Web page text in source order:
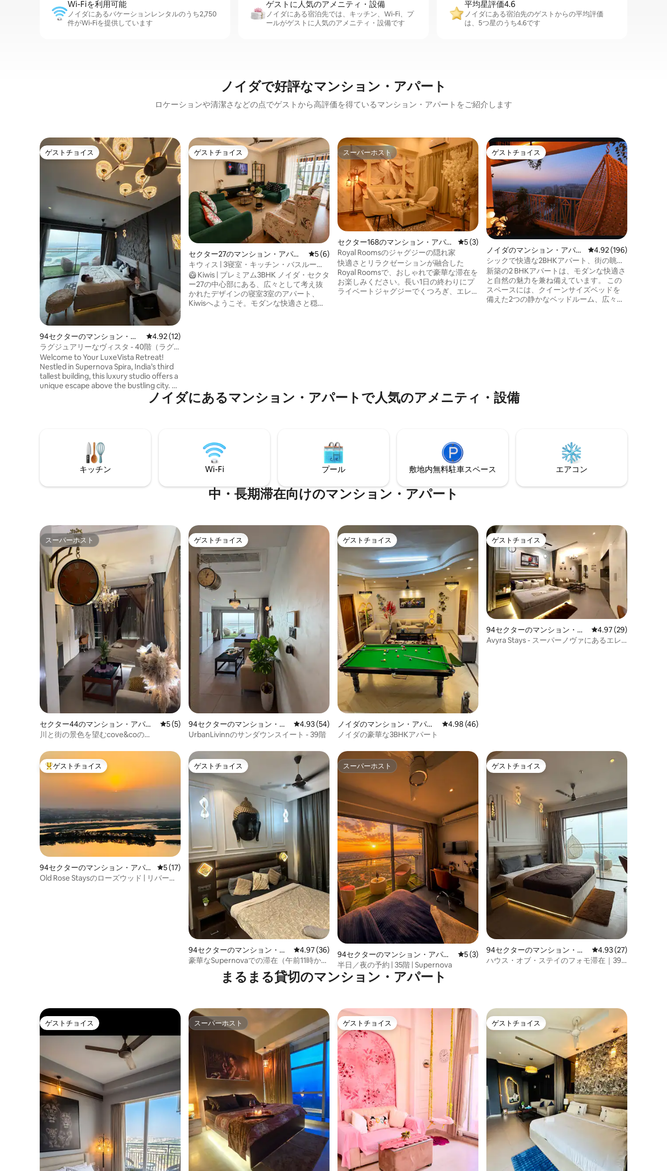
Wi-Fiを利⁠用⁠可⁠能
ノイダにあるバケーションレンタルのうち2,750
件がWi-Fiを提供しています
ゲストに人⁠気⁠のア⁠メ⁠ニ⁠テ⁠ィ・設⁠備
ノイダにある宿泊先では、キッチン、Wi-Fi、プ
ールがゲストに人気のアメニティ・設備です
平均星評価4.6
ノイダにある宿泊先のゲストからの平均評価
は、5つ星のうち4.6です
ノイダで好評なマンション・アパート
ロケーションや清潔さなどの点でゲストから高評価を得ているマンション・アパートをご紹介します
ゲストチョイス
ゲストチョイス
94セクターのマンション・ア
パート
レビュー12件、5つ星中4.92つ星の平均評価
4.92 (12)
ラグジュアリーなヴィスタ - 40階（ラグ
ジュアリーなフラット貸切）
Welcome to Your LuxeVista Retreat!
Nestled in Supernova Spira, India’s third
tallest building, this luxury studio offers a
unique escape above the bustling city. As
winter’s chill sets in, unwind with a warm
cup of tea, soaking in the cozy sunlight
truly feels like a cloud above the world!
ゲストチョイス
ゲストチョイス
セクター27のマンション・アパー
ト
レビュー6件、5つ星中5つ星の平均評価
5 (6)
キウィス | 3寝室・キッチン・バスルー
ム、セクター18、メトロ、モール・オ
ブ・インディアの近く
🥝 Kiwis | プレミアム3BHK ノイダ・セクタ
ー27の中心部にある、広々として考え抜
かれたデザインの寝室3室のアパート、
Kiwisへようこそ。モダンな快適さと穏や
スーパーホスト
スーパーホスト
セクター168のマンション・アパー
ト
レビュー3件、5つ星中5つ星の平均評価
5 (3)
Royal Roomsのジャグジーの隠れ家
快適さとリラクゼーションが融合した
Royal Roomsで、おしゃれで豪華な滞在を
お楽しみください。長い1日の終わりにプ
ライベートジャグジーでくつろぎ、エレ
ゲストチョイス
ゲストチョイス
ノイダのマンション・アパー
ト
レビュー196件、5つ
4.92 (196)
シックで快適な2BHKアパート、街の眺望
が楽しめます
新築の2 BHKアパートは、モダンな快適さ
と自然の魅力を兼ね備えています。 この
スペースには、クイーンサイズベッドを
備えた2つの静かなベッドルーム、広々と
メントの利便性を提供します。
ノイダにあるマンション・アパートで人気のアメニティ・設備
キッチン Wi-Fi プール 敷地内無料駐⁠車ス⁠ペ⁠ー⁠ス エアコン
中・長期滞在向けのマンション・アパート
スーパーホスト
スーパーホスト
セクター44のマンション・アパー
ト
レビュー5件、5つ星中5つ星の平均評価
5 (5)
川と街の景色を望むcove&coの
ゲストチョイス
ゲストチョイス
94セクターのマンション・ア
パート
レビュー54件、5つ星中4.93つ星の平均評価
4.93 (54)
UrbanLivinnのサンダウンスイート - 39階
ゲストチョイス
ゲストチョイス
ノイダのマンション・アパー
ト
レビュー46件、5つ星中4.98つ星の平均評価
4.98 (46)
ノイダの豪華な3BHKアパート
ゲストチョイス
ゲストチョイス
94セクターのマンション・ア
パート
レビュー29件、5つ星
4.97 (29)
Avyra Stays - スーパーノヴァにあるエレ
大好評のゲストチョイスです。
ゲストチョイス
94セクターのマンション・アパー
ト
レビュー17件、5つ星中5つ星の平均評価
5 (17)
Old Rose Staysのローズウッド | リバービ
ゲストチョイス
ゲストチョイス
94セクターのマンション・ア
パート
レビュー36件、5つ星中4.97つ星の平均評価
4.97 (36)
豪華なSupernovaでの滞在（午前11時から
午後6時までの半日）
スーパーホスト
スーパーホスト
94セクターのマンション・アパー
ト
レビュー3件、5つ星中5つ星の平均評価
5 (3)
半日／夜の予約 | 35階 | Supernova
ゲストチョイス
ゲストチョイス
94セクターのマンション・ア
パート
レビュー27件、5つ
4.93 (27)
ハウス・オブ・ステイのフォモ滞在｜39
まるまる貸切のマンション・アパート
ゲストチョイス
ゲストチョイス スーパーホスト
スーパーホスト ゲストチョイス
ゲストチョイス ゲストチョイス
ゲストチョイス